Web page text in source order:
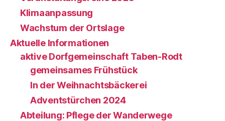
Klimaanpassung
Wachstum der Ortslage
Aktuelle Informationen
aktive Dorfgemeinschaft Taben-Rodt
gemeinsames Frühstück
In der Weihnachtsbäckerei
Adventstürchen 2024
Abteilung: Pflege der Wanderwege